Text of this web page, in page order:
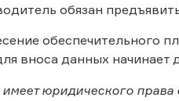
обязан
обеспечительного
вноса данных начинает
юридического